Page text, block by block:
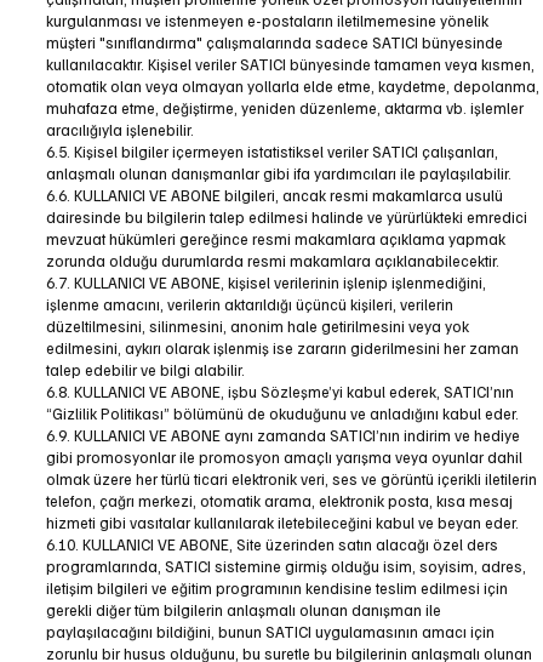
kurgulanması ve istenmeyen e-postaların iletilmemesine yönelik
müşteri "sınıflandırma" çalışmalarında sadece SATICI bünyesinde
kullanılacaktır. Kişisel veriler SATICI bünyesinde tamamen veya kısmen,
otomatik olan veya olmayan yollarla elde etme, kaydetme, depolanma,
muhafaza etme, değiştirme, yeniden düzenleme, aktarma vb. işlemler
aracılığıyla işlenebilir.
6.5. Kişisel bilgiler içermeyen istatistiksel veriler SATICI çalışanları,
anlaşmalı olunan danışmanlar gibi ifa yardımcıları ile paylaşılabilir.
6.6. KULLANICI VE ABONE bilgileri, ancak resmi makamlarca usulü
dairesinde bu bilgilerin talep edilmesi halinde ve yürürlükteki emredici
mevzuat hükümleri gereğince resmi makamlara açıklama yapmak
zorunda olduğu durumlarda resmi makamlara açıklanabilecektir.
6.7. KULLANICI VE ABONE, kişisel verilerinin işlenip işlenmediğini,
işlenme amacını, verilerin aktarıldığı üçüncü kişileri, verilerin
düzeltilmesini, silinmesini, anonim hale getirilmesini veya yok
edilmesini, aykırı olarak işlenmiş ise zararın giderilmesini her zaman
talep edebilir ve bilgi alabilir.
6.8. KULLANICI VE ABONE, işbu Sözleşme’yi kabul ederek, SATICI’nın
“Gizlilik Politikası” bölümünü de okuduğunu ve anladığını kabul eder.
6.9. KULLANICI VE ABONE aynı zamanda SATICI’nın indirim ve hediye
gibi promosyonlar ile promosyon amaçlı yarışma veya oyunlar dahil
olmak üzere her türlü ticari elektronik veri, ses ve görüntü içerikli iletilerin
telefon, çağrı merkezi, otomatik arama, elektronik posta, kısa mesaj
hizmeti gibi vasıtalar kullanılarak iletebileceğini kabul ve beyan eder.
6.10. KULLANICI VE ABONE, Site üzerinden satın alacağı özel ders
programlarında, SATICI sistemine girmiş olduğu isim, soyisim, adres,
iletişim bilgileri ve eğitim programının kendisine teslim edilmesi için
gerekli diğer tüm bilgilerin anlaşmalı olunan danışman ile
paylaşılacağını bildiğini, bunun SATICI uygulamasının amacı için
zorunlu bir husus olduğunu, bu suretle bu bilgilerinin anlaşmalı olunan